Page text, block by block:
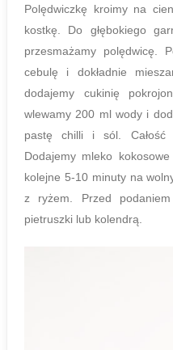
Polędwiczkę kroimy na
kostkę. Do głębokiego
przesmażamy polędwicę.
cebulę i dokładnie
dodajemy cukinię
wlewamy 200 ml wody i
pastę chilli i sól. Całość
Dodajemy mleko
kolejne 5-10 minuty na
z ryżem. Przed
pietruszki lub kolendrą.